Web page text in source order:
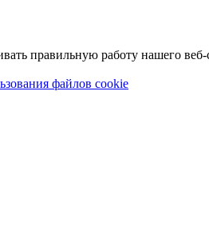
правильную работу нашего веб-
файлов cookie